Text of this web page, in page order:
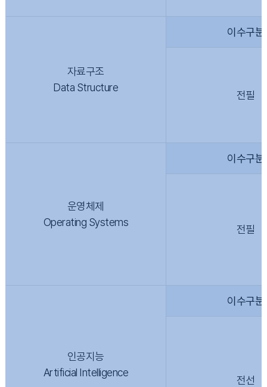
자료구조
Data Structure
이수구분
전필
운영체제
Operating Systems
이수구분
전필
인공지능
Artificial Intelligence
이수구분
전선